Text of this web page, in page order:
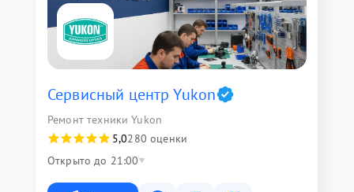
Сервисный центр Yukon
Ремонт техники Yukon
5,0280 оценки
Открыто до 21:00